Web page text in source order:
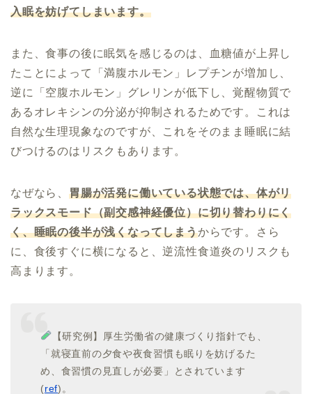
入眠を妨げてしまいます。
また、食事の後に眠気を感じるのは、血糖値が上昇し
たことによって「満腹ホルモン」レプチンが増加し、
逆に「空腹ホルモン」グレリンが低下し、覚醒物質で
あるオレキシンの分泌が抑制されるためです。これは
自然な生理現象なのですが、これをそのまま睡眠に結
びつけるのはリスクもあります。
なぜなら、 胃腸が活発に働いている状態では、体がリ
ラックスモード（副交感神経優位）に切り替わりにく
く、睡眠の後半が浅くなってしまうからです。さら
に、食後すぐに横になると、逆流性食道炎のリスクも
高まります。
【研究例】厚生労働省の健康づくり指針でも、
「就寝直前の夕食や夜食習慣も眠りを妨げるた
め、食習慣の見直しが必要」とされています
(ref)。